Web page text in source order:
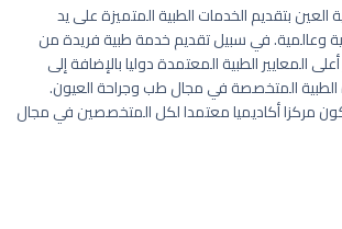
العين بتقديم الخدمات الطبية المتميزة على يد
وعالمية. في سبيل تقديم خدمة طبية فريدة من
المعايير الطبية المعتمدة دوليا بالإضافة إلى
الطبية المتخصصة في مجال طب وجراحة العيون.
مركزا أكاديميا معتمدا لكل المتخصصين في مجال